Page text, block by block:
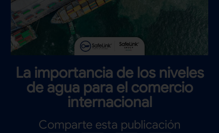
La importancia de los niveles
de agua para el comercio
internacional
Comparte esta publicación